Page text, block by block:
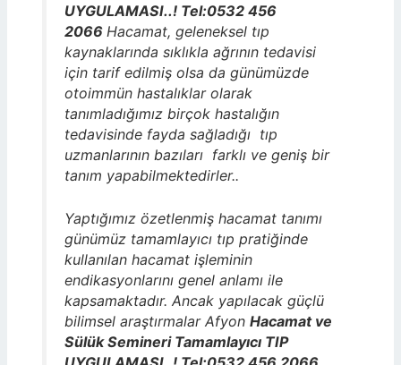
UYGULAMASI..! Tel:0532 456
2066 Hacamat, geleneksel tıp
kaynaklarında sıklıkla ağrının tedavisi
için tarif edilmiş olsa da günümüzde
otoimmün hastalıklar olarak
tanımladığımız birçok hastalığın
tedavisinde fayda sağladığı tıp
uzmanlarının bazıları farklı ve geniş bir
tanım yapabilmektedirler..
Yaptığımız özetlenmiş hacamat tanımı
günümüz tamamlayıcı tıp pratiğinde
kullanılan hacamat işleminin
endikasyonlarını genel anlamı ile
kapsamaktadır. Ancak yapılacak güçlü
bilimsel araştırmalar Afyon Hacamat ve
Sülük Semineri Tamamlayıcı TIP